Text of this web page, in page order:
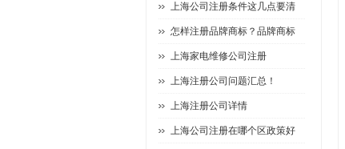
上海公司注册条件这几点要清
怎样注册品牌商标？品牌商标
上海家电维修公司注册
上海注册公司问题汇总！
上海注册公司详情
上海公司注册在哪个区政策好